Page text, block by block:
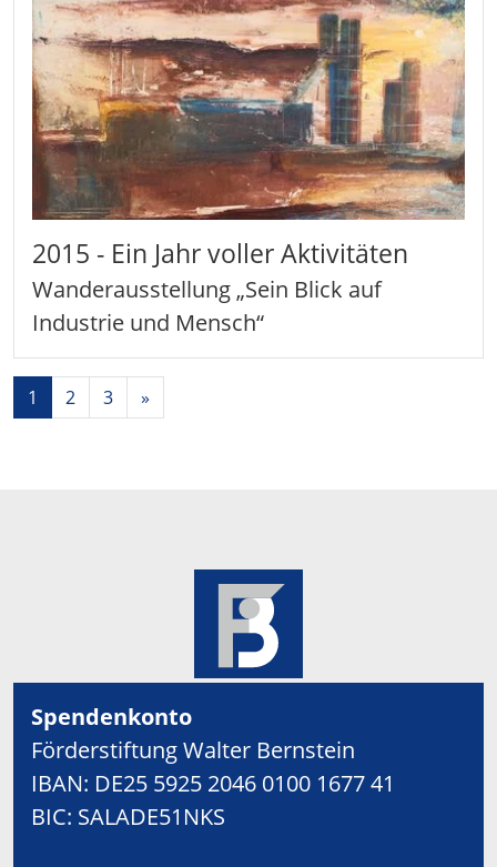
2015 - Ein Jahr voller Aktivitäten
Wanderausstellung „Sein Blick auf
Industrie und Mensch“
1 2 3 »
Spendenkonto
Förderstiftung Walter Bernstein
IBAN: DE25 5925 2046 0100 1677 41
BIC: SALADE51NKS